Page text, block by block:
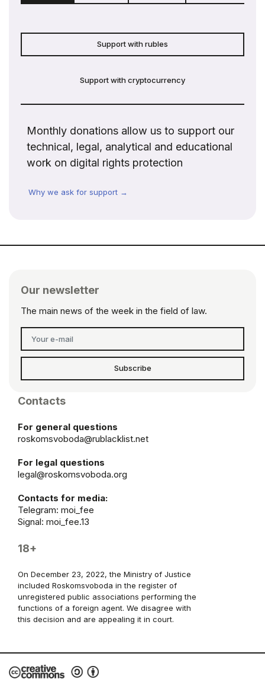
Support with rubles
Support with cryptocurrency
Monthly donations allow us to support our
technical, legal, analytical and educational
work on digital rights protection
Why we ask for support →
Our newsletter
The main news of the week in the field of law.
Subscribe
Contacts
For general questions
roskomsvoboda@rublacklist.net
For legal questions
legal@roskomsvoboda.org
Contacts for media:
Telegram: moi_fee
Signal: moi_fee.13
18+
On December 23, 2022, the Ministry of Justice
included Roskomsvoboda in the register of
unregistered public associations performing the
functions of a foreign agent. We disagree with
this decision and are appealing it in court.